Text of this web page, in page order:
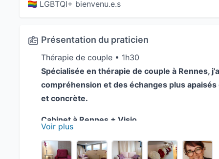
🏳️‍🌈 LGBTQI+ bienvenu.e.s
Présentation du praticien
Thérapie de couple • 1h30
Spécialisée en thérapie de couple à Rennes,
compréhension et des échanges plus
et concrète.
Cabinet à Rennes + Visio
Je vous aide notamment à :
mieux comprendre ce qui se joue dans votre
Voir plus